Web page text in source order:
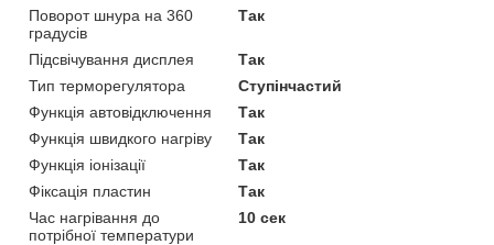
Поворот шнура на 360
градусів
Так
Підсвічування дисплея
Так
Тип терморегулятора
Ступінчастий
Функція автовідключення
Так
Функція швидкого нагріву
Так
Функція іонізації
Так
Фіксація пластин
Так
Час нагрівання до
потрібної температури
10 сек